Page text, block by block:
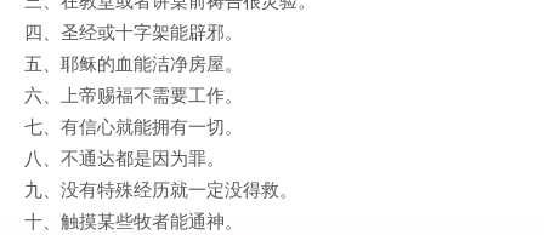
四、圣经或十字架能辟邪。
五、耶稣的血能洁净房屋。
六、上帝赐福不需要工作。
七、有信心就能拥有一切。
八、不通达都是因为罪。
九、没有特殊经历就一定没得救。
十、触摸某些牧者能通神。